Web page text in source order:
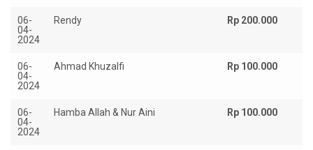
06-
04-
2024
Rendy Rp 200.000
06-
04-
2024
Ahmad Khuzalfi Rp 100.000
06-
04-
2024
Hamba Allah & Nur Aini Rp 100.000